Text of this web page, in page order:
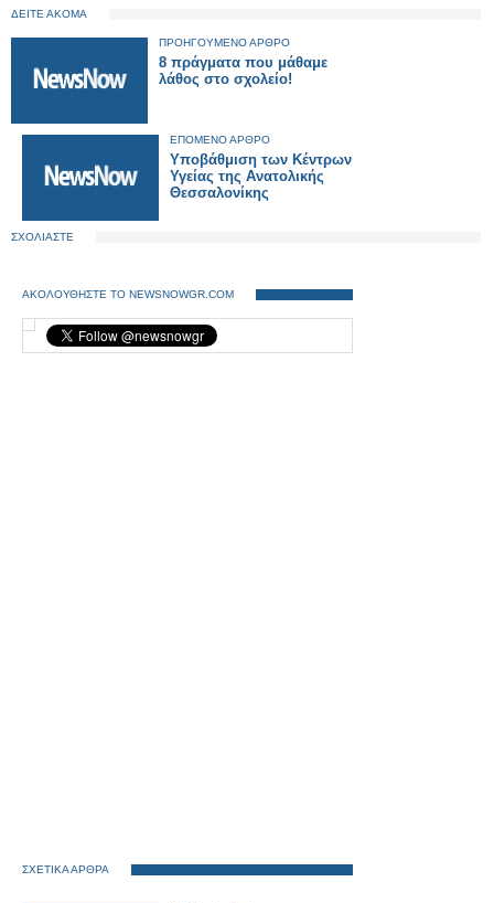
ΔΕΙΤΕ ΑΚΟΜΑ
ΠΡΟΗΓΟΥΜΕΝΟ ΑΡΘΡΟ
8 πράγματα που μάθαμε
λάθος στο σχολείο!
ΕΠΟΜΕΝΟ ΑΡΘΡΟ
Υποβάθμιση των Κέντρων
Υγείας της Ανατολικής
Θεσσαλονίκης
ΣΧΟΛΙΑΣΤΕ
ΑΚΟΛΟΥΘΗΣΤΕ ΤΟ NEWSNOWGR.COM
ΣΧΕΤΙΚΑ ΑΡΘΡΑ